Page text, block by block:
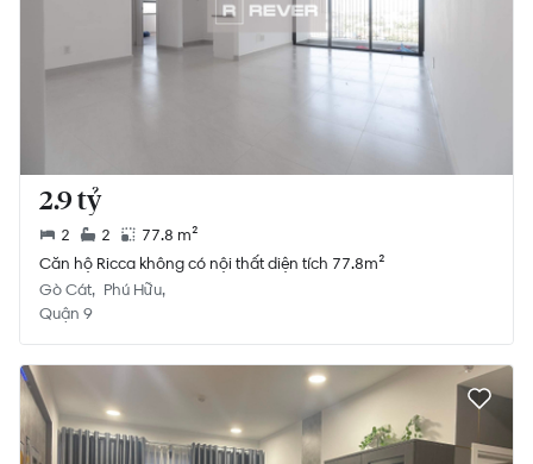
2.9 tỷ
2 2
77.8 m²
Căn hộ Ricca không có nội thất diện tích 77.8m²
Gò Cát
Phú Hữu
Quận 9